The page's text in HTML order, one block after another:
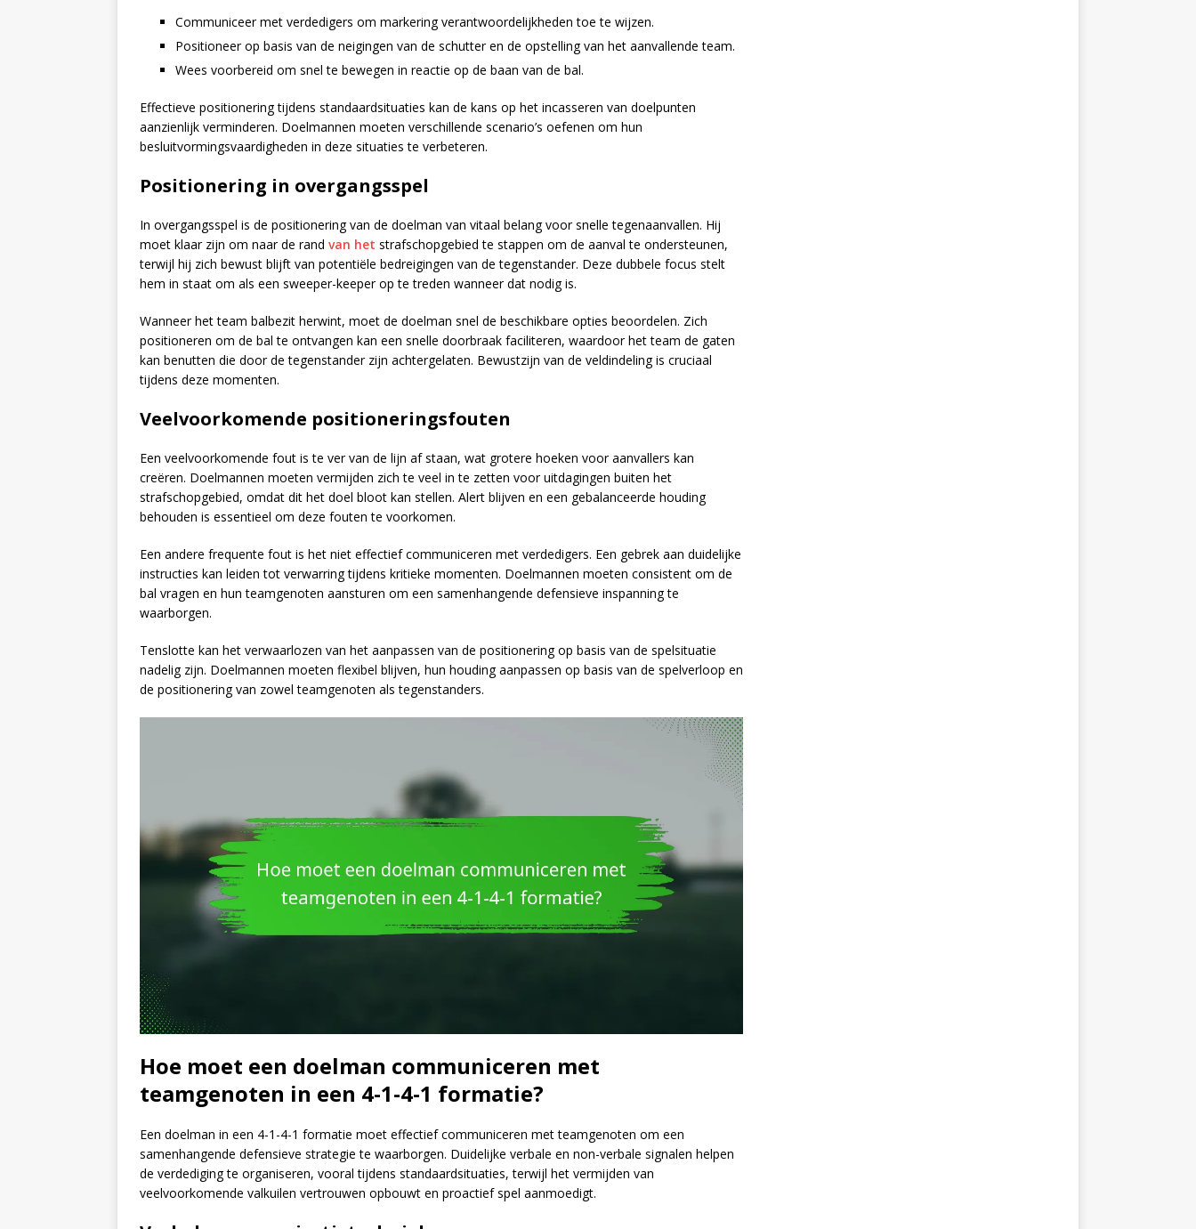
Communiceer met verdedigers om markering verantwoordelijkheden toe te wijzen.
Positioneer op basis van de neigingen van de schutter en de opstelling van het aanvallende team.
Wees voorbereid om snel te bewegen in reactie op de baan van de bal.
Effectieve positionering tijdens standaardsituaties kan de kans op het incasseren van doelpunten
aanzienlijk verminderen. Doelmannen moeten verschillende scenario’s oefenen om hun
besluitvormingsvaardigheden in deze situaties te verbeteren.
Positionering in overgangsspel
In overgangsspel is de positionering van de doelman van vitaal belang voor snelle tegenaanvallen. Hij
moet klaar zijn om naar de rand van het strafschopgebied te stappen om de aanval te ondersteunen,
terwijl hij zich bewust blijft van potentiële bedreigingen van de tegenstander. Deze dubbele focus stelt
hem in staat om als een sweeper-keeper op te treden wanneer dat nodig is.
Wanneer het team balbezit herwint, moet de doelman snel de beschikbare opties beoordelen. Zich
positioneren om de bal te ontvangen kan een snelle doorbraak faciliteren, waardoor het team de gaten
kan benutten die door de tegenstander zijn achtergelaten. Bewustzijn van de veldindeling is cruciaal
tijdens deze momenten.
Veelvoorkomende positioneringsfouten
Een veelvoorkomende fout is te ver van de lijn af staan, wat grotere hoeken voor aanvallers kan
creëren. Doelmannen moeten vermijden zich te veel in te zetten voor uitdagingen buiten het
strafschopgebied, omdat dit het doel bloot kan stellen. Alert blijven en een gebalanceerde houding
behouden is essentieel om deze fouten te voorkomen.
Een andere frequente fout is het niet effectief communiceren met verdedigers. Een gebrek aan duidelijke
instructies kan leiden tot verwarring tijdens kritieke momenten. Doelmannen moeten consistent om de
bal vragen en hun teamgenoten aansturen om een samenhangende defensieve inspanning te
waarborgen.
Tenslotte kan het verwaarlozen van het aanpassen van de positionering op basis van de spelsituatie
nadelig zijn. Doelmannen moeten flexibel blijven, hun houding aanpassen op basis van de spelverloop en
de positionering van zowel teamgenoten als tegenstanders.
Hoe moet een doelman communiceren met
teamgenoten in een 4-1-4-1 formatie?
Een doelman in een 4-1-4-1 formatie moet effectief communiceren met teamgenoten om een
samenhangende defensieve strategie te waarborgen. Duidelijke verbale en non-verbale signalen helpen
de verdediging te organiseren, vooral tijdens standaardsituaties, terwijl het vermijden van
veelvoorkomende valkuilen vertrouwen opbouwt en proactief spel aanmoedigt.